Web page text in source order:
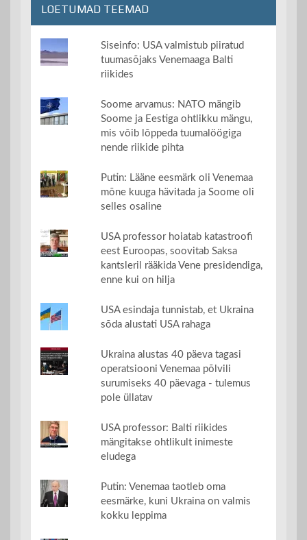
LOETUMAD TEEMAD
Siseinfo: USA valmistub piiratud
tuumasõjaks Venemaaga Balti
riikides
Soome arvamus: NATO mängib
Soome ja Eestiga ohtlikku mängu,
mis võib lõppeda tuumalöögiga
nende riikide pihta
Putin: Lääne eesmärk oli Venemaa
mõne kuuga hävitada ja Soome oli
selles osaline
USA professor hoiatab katastroofi
eest Euroopas, soovitab Saksa
kantsleril rääkida Vene presidendiga,
enne kui on hilja
USA esindaja tunnistab, et Ukraina
sõda alustati USA rahaga
Ukraina alustas 40 päeva tagasi
operatsiooni Venemaa põlvili
surumiseks 40 päevaga - tulemus
pole üllatav
USA professor: Balti riikides
mängitakse ohtlikult inimeste
eludega
Putin: Venemaa taotleb oma
eesmärke, kuni Ukraina on valmis
kokku leppima